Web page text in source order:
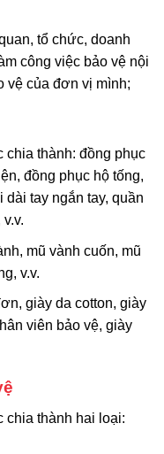
tổ chức, doanh
công việc bảo vệ nội
vệ của đơn vị mình;
chia thành: đồng phục
đồng phục hộ tống,
tay ngắn tay, quần
mũ vành cuốn, mũ
v.v.
giày da cotton, giày
viên bảo vệ, giày
chia thành hai loại: